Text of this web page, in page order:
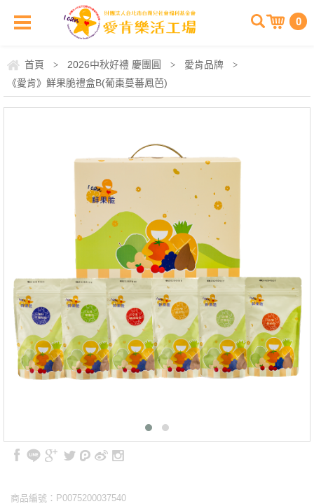
0
首頁 > 2026中秋好禮 慶團圓 > 愛肯品牌 >
《愛肯》鮮果脆禮盒B(葡棗蔓蕃鳳芭)
商品編號：P0075200037540